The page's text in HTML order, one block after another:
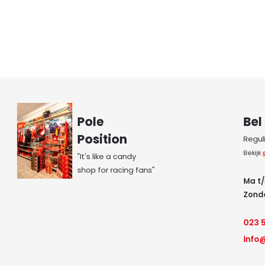
Pole
Position
"It's like a candy
shop for racing fans"
Bekijk
Ma t/
023